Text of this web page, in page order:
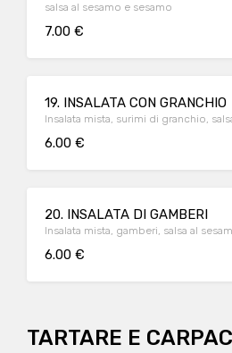
salsa al sesamo e sesamo
7.00 €
19. INSALATA CON GRANCHIO
Insalata mista, surimi di granchio,
6.00 €
20. INSALATA DI GAMBERI
Insalata mista, gamberi, salsa al
6.00 €
TARTARE E